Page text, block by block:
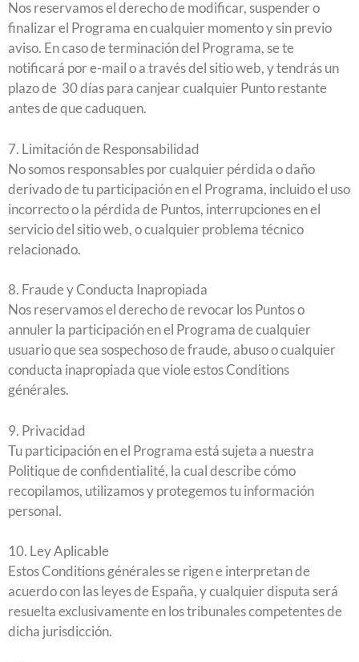
Nos reservamos el derecho de modificar, suspender o
finalizar el Programa en cualquier momento y sin previo
aviso. En caso de terminación del Programa, se te
notificará por e-mail o a través del sitio web, y tendrás un
plazo de 30 días para canjear cualquier Punto restante
antes de que caduquen.
7. Limitación de Responsabilidad
No somos responsables por cualquier pérdida o daño
derivado de tu participación en el Programa, incluido el uso
incorrecto o la pérdida de Puntos, interrupciones en el
servicio del sitio web, o cualquier problema técnico
relacionado.
8. Fraude y Conducta Inapropiada
Nos reservamos el derecho de revocar los Puntos o
annuler la participación en el Programa de cualquier
usuario que sea sospechoso de fraude, abuso o cualquier
conducta inapropiada que viole estos Conditions
générales.
9. Privacidad
Tu participación en el Programa está sujeta a nuestra
Politique de confidentialité, la cual describe cómo
recopilamos, utilizamos y protegemos tu información
personal.
10. Ley Aplicable
Estos Conditions générales se rigen e interpretan de
acuerdo con las leyes de España, y cualquier disputa será
resuelta exclusivamente en los tribunales competentes de
dicha jurisdicción.